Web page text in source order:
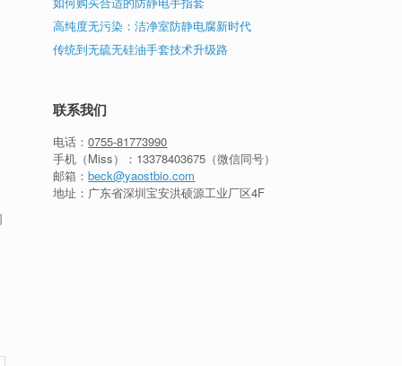
高纯度无污染：洁净室防静电腐新时代
传统到无硫无硅油手套技术升级路
联系我们
电话：0755-81773990
手机（Miss）： 13378403675 （微信同号）
邮箱：beck@yaostbio.com
地址：广东省深圳宝安洪硕源工业厂区4F